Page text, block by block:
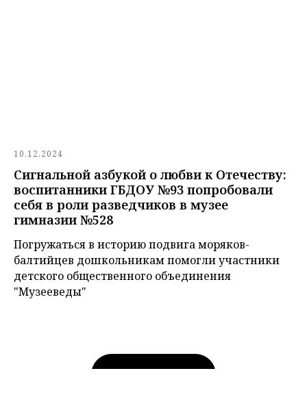
10.12.2024
Сигнальной азбукой о любви к Отечеству:
воспитанники ГБДОУ №93 попробовали
себя в роли разведчиков в музее
гимназии №528
Погружаться в историю подвига моряков-
балтийцев дошкольникам помогли участники
детского общественного объединения
"Музееведы"